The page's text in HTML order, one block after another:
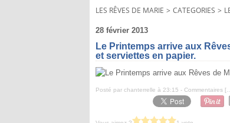
LES RÊVES DE MARIE > CATEGORIES >
28 février 2013
Le Printemps arrive aux
et serviettes en papier.
Posté par chanterrelle à 23:15 - Commentaires [